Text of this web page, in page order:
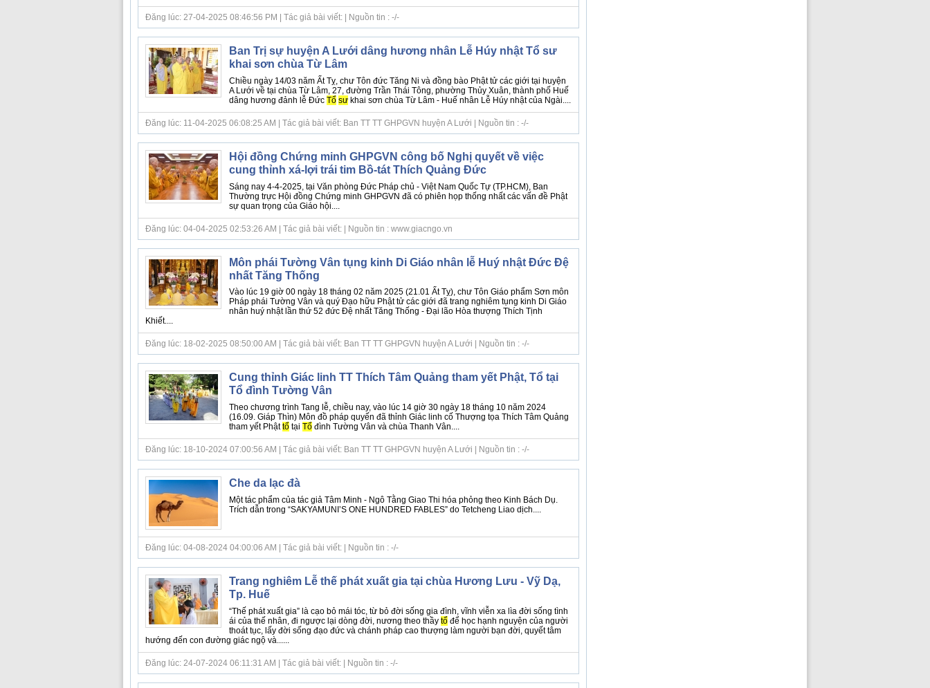
Đăng lúc: 27-04-2025 08:46:56 PM | Tác giả bài viết: | Nguồn tin : -/-
Ban Trị sự huyện A Lưới dâng hương nhân Lễ Húy nhật Tổ sư
khai sơn chùa Từ Lâm
Chiều ngày 14/03 năm Ất Tỵ, chư Tôn đức Tăng Ni và đồng bào Phật tử các giới tại huyện
A Lưới về tại chùa Từ Lâm, 27, đường Trần Thái Tông, phường Thủy Xuân, thành phố Huế
dâng hương đảnh lễ Đức Tổ sưkhai sơn chùa Từ Lâm - Huế nhân Lễ Húy nhật của Ngài....
Đăng lúc: 11-04-2025 06:08:25 AM | Tác giả bài viết: Ban TT TT GHPGVN huyện A Lưới | Nguồn tin : -/-
Hội đồng Chứng minh GHPGVN công bố Nghị quyết về việc
cung thỉnh xá-lợi trái tim Bồ-tát Thích Quảng Đức
Sáng nay 4-4-2025, tại Văn phòng Đức Pháp chủ - Việt Nam Quốc Tự (TP.HCM), Ban
Thường trực Hội đồng Chứng minh GHPGVN đã có phiên họp thống nhất các vấn đề Phật
sự quan trọng của Giáo hội....
Đăng lúc: 04-04-2025 02:53:26 AM | Tác giả bài viết: | Nguồn tin : www.giacngo.vn
Môn phái Tường Vân tụng kinh Di Giáo nhân lễ Huý nhật Đức Đệ
nhất Tăng Thống
Vào lúc 19 giờ 00 ngày 18 tháng 02 năm 2025 (21.01 Ất Tỵ), chư Tôn Giáo phẩm Sơn môn
Pháp phái Tường Vân và quý Đạo hữu Phật tử các giới đã trang nghiêm tụng kinh Di Giáo
nhân huý nhật lần thứ 52 đức Đệ nhất Tăng Thống - Đại lão Hòa thượng Thích Tịnh
Khiết....
Đăng lúc: 18-02-2025 08:50:00 AM | Tác giả bài viết: Ban TT TT GHPGVN huyện A Lưới | Nguồn tin : -/-
Cung thỉnh Giác linh TT Thích Tâm Quảng tham yết Phật, Tổ tại
Tổ đình Tường Vân
Theo chương trình Tang lễ, chiều nay, vào lúc 14 giờ 30 ngày 18 tháng 10 năm 2024
(16.09. Giáp Thìn) Môn đồ pháp quyến đã thỉnh Giác linh cố Thượng tọa Thích Tâm Quảng
tham yết Phậttổtại Tổđình Tường Vân và chùa Thanh Vân....
Đăng lúc: 18-10-2024 07:00:56 AM | Tác giả bài viết: Ban TT TT GHPGVN huyện A Lưới | Nguồn tin : -/-
Che da lạc đà
Một tác phẩm của tác giả Tâm Minh - Ngô Tằng Giao Thi hóa phỏng theo Kinh Bách Dụ.
Trích dẫn trong “SAKYAMUNI’S ONE HUNDRED FABLES” do Tetcheng Liao dịch....
Đăng lúc: 04-08-2024 04:00:06 AM | Tác giả bài viết: | Nguồn tin : -/-
Trang nghiêm Lễ thế phát xuất gia tại chùa Hương Lưu - Vỹ Dạ,
Tp. Huế
“Thế phát xuất gia” là cạo bỏ mái tóc, từ bỏ đời sống gia đình, vĩnh viễn xa lìa đời sống tình
ái của thế nhân, đi ngược lại dòng đời, nương theo thầy tổđể học hạnh nguyện của người
thoát tục, lấy đời sống đạo đức và chánh pháp cao thượng làm người bạn đời, quyết tâm
hướng đến con đường giác ngộ và......
Đăng lúc: 24-07-2024 06:11:31 AM | Tác giả bài viết: | Nguồn tin : -/-